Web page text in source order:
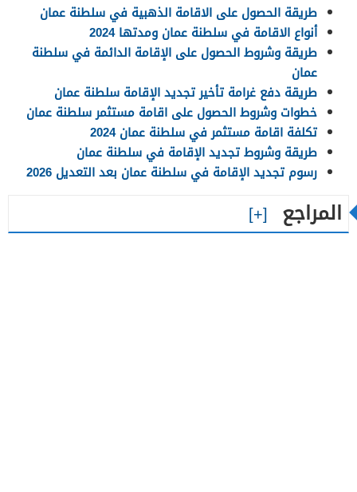
طريقة الحصول على الاقامة الذهبية في سلطنة عمان
أنواع الاقامة في سلطنة عمان ومدتها 2024
طريقة وشروط الحصول على الإقامة الدائمة في سلطنة
عمان
طريقة دفع غرامة تأخير تجديد الإقامة سلطنة عمان
خطوات وشروط الحصول على اقامة مستثمر سلطنة عمان
تكلفة اقامة مستثمر في سلطنة عمان 2024
طريقة وشروط تجديد الإقامة في سلطنة عمان
رسوم تجديد الإقامة في سلطنة عمان بعد التعديل 2026
المراجع